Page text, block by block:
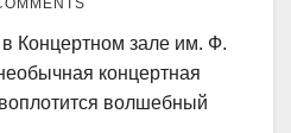
в Концертном зале им. Ф.
концертная
волшебный